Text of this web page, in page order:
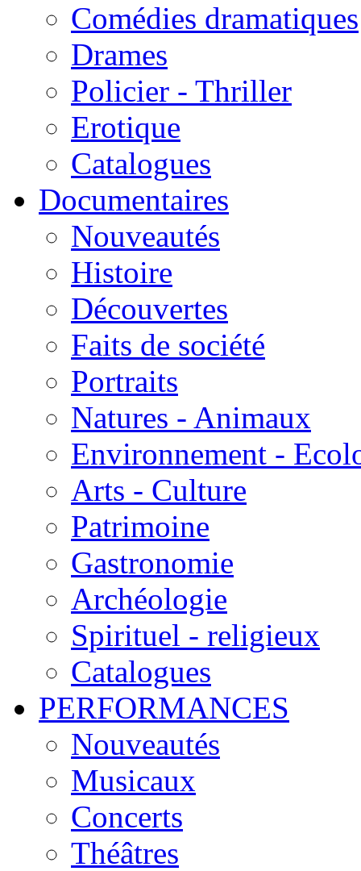
Comédies dramatiques
Drames
Policier - Thriller
Erotique
Catalogues
Documentaires
Nouveautés
Histoire
Découvertes
Faits de société
Portraits
Natures - Animaux
Environnement -
Arts - Culture
Patrimoine
Gastronomie
Archéologie
Spirituel - religieux
Catalogues
PERFORMANCES
Nouveautés
Musicaux
Concerts
Théâtres